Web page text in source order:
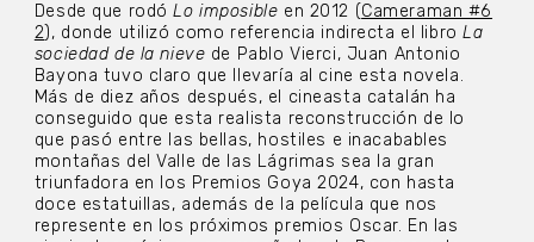
Desde que rodóLo imposible en 2012 (Cameraman #6
2), donde utilizó como referencia indirecta el libroLa
sociedad de la nieve de Pablo Vierci, Juan Antonio
Bayona tuvo claro que llevaría al cine esta novela.
Más de diez años después, el cineasta catalán ha
conseguido que esta realista reconstrucción de lo
que pasó entre las bellas, hostiles e inacabables
montañas del Valle de las Lágrimas sea la gran
triunfadora en los Premios Goya 2024, con hasta
doce estatuillas, además de la película que nos
represente en los próximos premios Oscar. En las